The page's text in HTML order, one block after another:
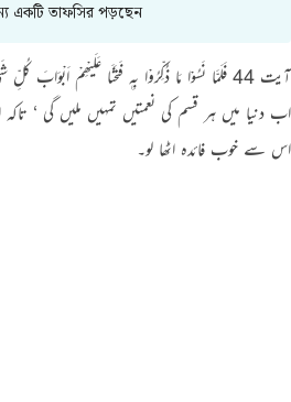
একটি তাফসির পড়ছেন
آیت 44 فَلَمَّا نَسُوْا مَا ذُکِّرُوْا بِہٖ فَتَحْنَا عَلَیْھِمْ
اب دنیا میں ہر قسم کی نعمتیں تمہیں ملیں گی ‘
اس سے خوب فائدہ اٹھا لو۔